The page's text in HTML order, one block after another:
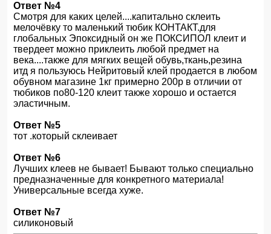
Ответ №4
Смотря для каких целей....капитально склеить
мелочёвку то маленький тюбик КОНТАКТ.для
глобальных Эпоксидный он же ПОКСИПОЛ клеит и
твердеет можно приклеить любой предмет на
века....также для мягких вещей обувь,ткань,резина
итд я пользуюсь Нейритовый клей продается в любом
обувном магазине 1кг примерно 200р в отличии от
тюбиков по80-120 клеит также хорошо и остается
эластичным.
Ответ №5
тот .который склеивает
Ответ №6
Лучших клеев не бывает! Бывают только специально
предназначенные для конкретного материала!
Универсальные всегда хуже.
Ответ №7
силиконовый